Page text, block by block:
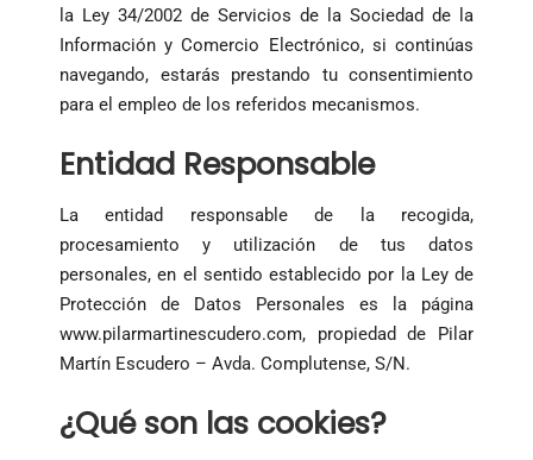
la Ley 34/2002 de Servicios de la Sociedad de la
Información y Comercio Electrónico, si continúas
navegando, estarás prestando tu consentimiento
para el empleo de los referidos mecanismos.
Entidad Responsable
La entidad responsable de la recogida,
procesamiento y utilización de tus datos
personales, en el sentido establecido por la Ley de
Protección de Datos Personales es la página
www.pilarmartinescudero.com, propiedad de Pilar
Martín Escudero – Avda. Complutense, S/N.
¿Qué son las cookies?